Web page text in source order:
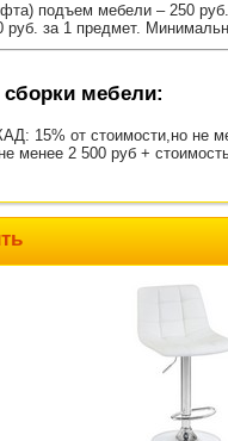
подъем мебели – 250
руб. за 1 предмет.
мебели:
15% от стоимости,но не
менее 2 500 руб +